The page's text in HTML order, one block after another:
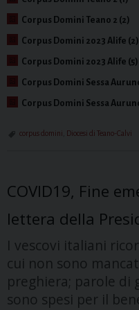
Corpus Domini Teano 2 (2)
Corpus Domini 2023 Alife (2)
Corpus Domini 2023 Alife (5)
Corpus Domini Sessa
Corpus Domini Sessa
corpus domini Diocesi di Teano-Calvi
COVID19, Fine
lettera della
I vescovi italiani
cui non sono
preghiera; parole di
sono spesi per il